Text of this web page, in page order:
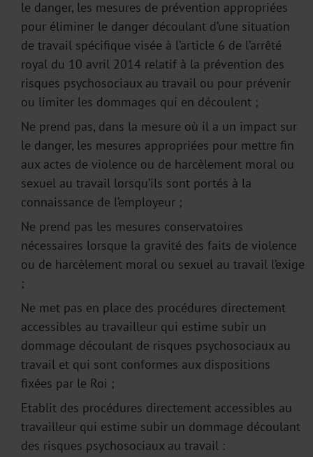
le danger, les mesures de prévention appropriées
pour éliminer le danger découlant d’une situation
de travail spécifique visée à l’article 6 de l’arrêté
royal du 10 avril 2014 relatif à la prévention des
risques psychosociaux au travail ou pour prévenir
ou limiter les dommages qui en découlent ;
Ne prend pas, dans la mesure où il a un impact sur
le danger, les mesures appropriées pour mettre fin
aux actes de violence ou de harcèlement moral ou
sexuel au travail lorsqu’ils sont portés à la
connaissance de l’employeur ;
Ne prend pas les mesures conservatoires
nécessaires lorsque la gravité des faits de violence
ou de harcèlement moral ou sexuel au travail l’exige
;
Ne met pas en place des procédures directement
accessibles au travailleur qui estime subir un
dommage découlant de risques psychosociaux au
travail et qui sont conformes aux dispositions
fixées par le Roi ;
Etablit des procédures directement accessibles au
travailleur qui estime subir un dommage découlant
des risques psychosociaux au travail :